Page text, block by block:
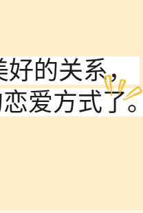
的关系，
爱方式了。